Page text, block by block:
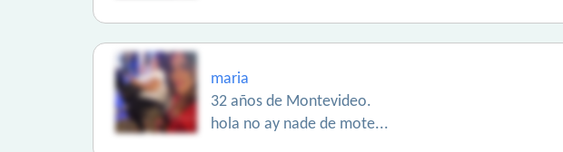
maria
32 años de Montevideo.
hola no ay nade de mote...